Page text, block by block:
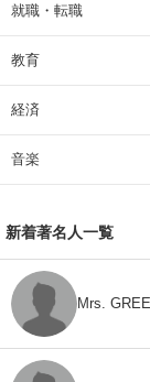
就職・転職
教育
経済
音楽
新着著名人一覧
Mrs.